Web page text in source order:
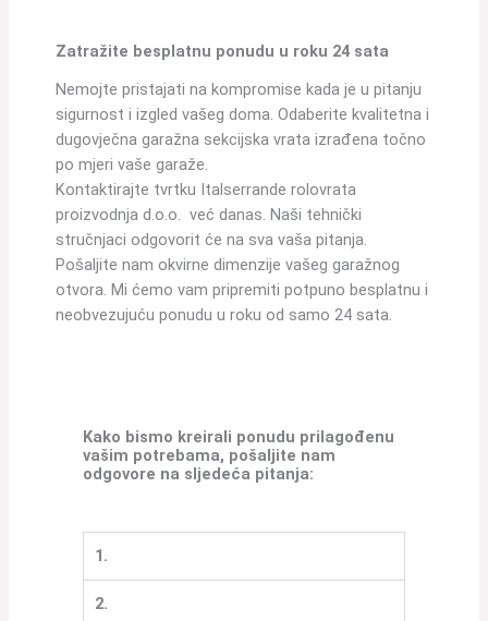
Zatražite besplatnu ponudu u roku 24 sata
Nemojte pristajati na kompromise kada je u pitanju
sigurnost i izgled vašeg doma. Odaberite kvalitetna i
dugovječna garažna sekcijska vrata izrađena točno
po mjeri vaše garaže.
Kontaktirajte tvrtku Italserrande rolovrata
proizvodnja d.o.o. već danas. Naši tehnički
stručnjaci odgovorit će na sva vaša pitanja.
Pošaljite nam okvirne dimenzije vašeg garažnog
otvora. Mi ćemo vam pripremiti potpuno besplatnu i
neobvezujuću ponudu u roku od samo 24 sata.
Kako bismo kreirali ponudu prilagođenu
vašim potrebama, pošaljite nam
odgovore na sljedeća pitanja:
1.
2.